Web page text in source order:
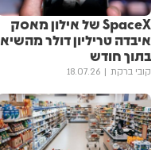
SpaceX של אילון מאסק
איבדה טריליון דולר מהשיא
בתוך חודש
קובי ברקת 18.07.26